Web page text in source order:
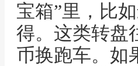
宝箱”里，比
得。这类转盘
币换跑车。如